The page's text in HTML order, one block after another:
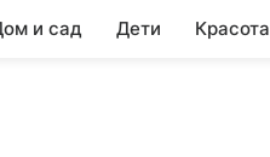
и сад Дети Красота